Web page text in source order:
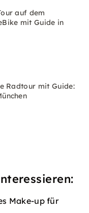
auf dem
mit Guide in
Radtour mit Guide: